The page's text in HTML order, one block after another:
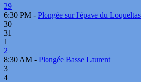
29
6:30 PM - Plongée sur l'épave du Loqueltas
30
31
1
2
8:30 AM - Plongée Basse Laurent
3
4